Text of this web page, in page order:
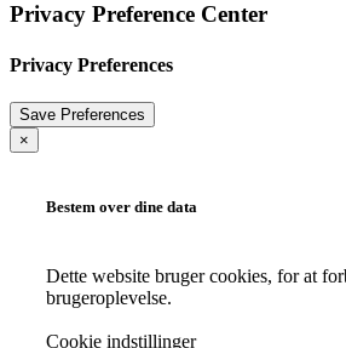
Privacy Preference Center
Privacy Preferences
×
Bestem over dine data
Dette website bruger cookies, for at
brugeroplevelse.
Cookie indstillinger